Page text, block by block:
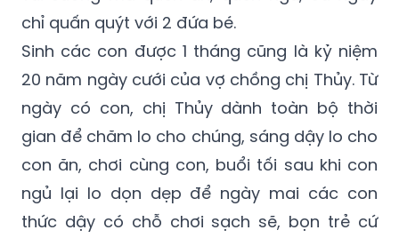
chỉ quấn quýt với 2 đứa bé.
Sinh các con được 1 tháng cũng là kỷ niệm
20 năm ngày cưới của vợ chồng chị Thủy. Từ
ngày có con, chị Thủy dành toàn bộ thời
gian để chăm lo cho chúng, sáng dậy lo cho
con ăn, chơi cùng con, buổi tối sau khi con
ngủ lại lo dọn dẹp để ngày mai các con
thức dậy có chỗ chơi sạch sẽ, bọn trẻ cứ